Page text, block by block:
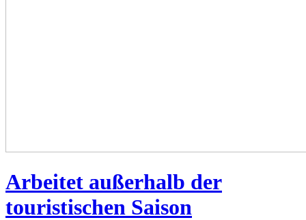
Arbeitet außerhalb der
touristischen Saison